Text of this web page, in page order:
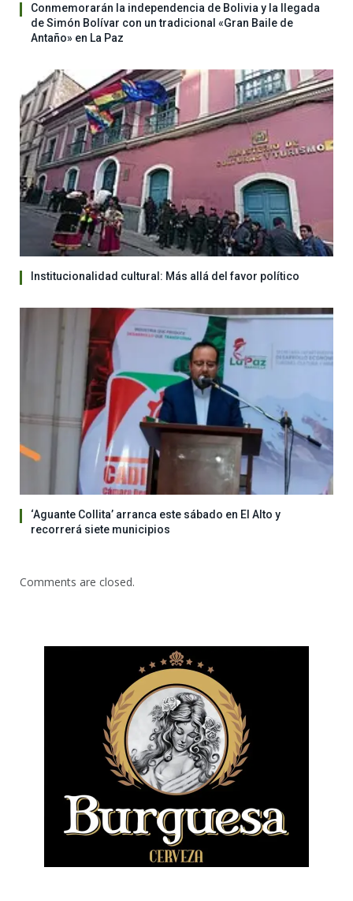
Conmemorarán la independencia de Bolivia y la llegada
de Simón Bolívar con un tradicional «Gran Baile de
Antaño» en La Paz
Institucionalidad cultural: Más allá del favor político
‘Aguante Collita’ arranca este sábado en El Alto y
recorrerá siete municipios
Comments are closed.